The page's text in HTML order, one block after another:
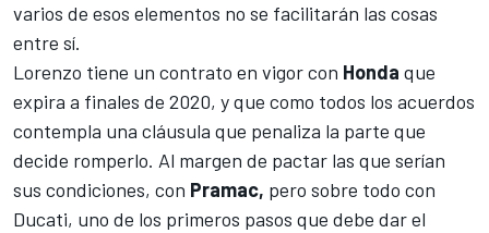
varios de esos elementos no se facilitarán las cosas
entre sí.
Lorenzo tiene un contrato en vigor con Honda que
expira a finales de 2020, y que como todos los acuerdos
contempla una cláusula que penaliza la parte que
decide romperlo. Al margen de pactar las que serían
sus condiciones, con Pramac, pero sobre todo con
Ducati, uno de los primeros pasos que debe dar el